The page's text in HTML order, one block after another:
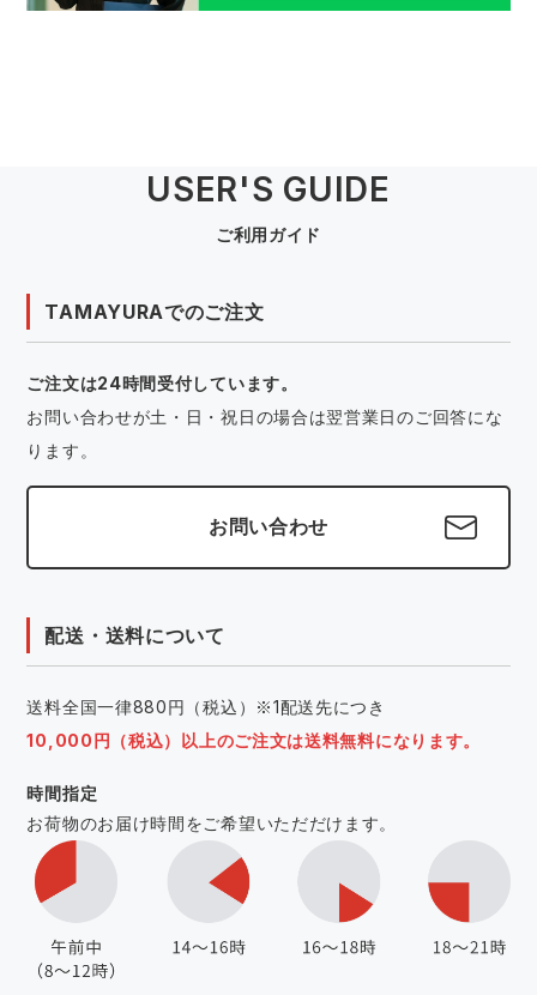
USER'S GUIDE
ご利用ガイド
TAMAYURAでのご注文
ご注文は24時間受付しています。
お問い合わせが土・日・祝日の場合は翌営業日のご回答にな
ります。
お問い合わせ
配送・送料について
送料全国一律880円（税込）※1配送先につき
10,000円（税込）以上のご注文は送料無料になります。
時間指定
お荷物のお届け時間をご希望いただだけます。